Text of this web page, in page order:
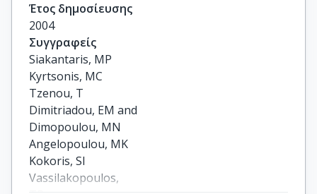
Έτος δημοσίευσης
2004
Συγγραφείς
Siakantaris, MP
Kyrtsonis, MC
Tzenou, T
Dimitriadou, EM and
Dimopoulou, MN
Angelopoulou, MK
Kokoris, SI
Vassilakopoulos,